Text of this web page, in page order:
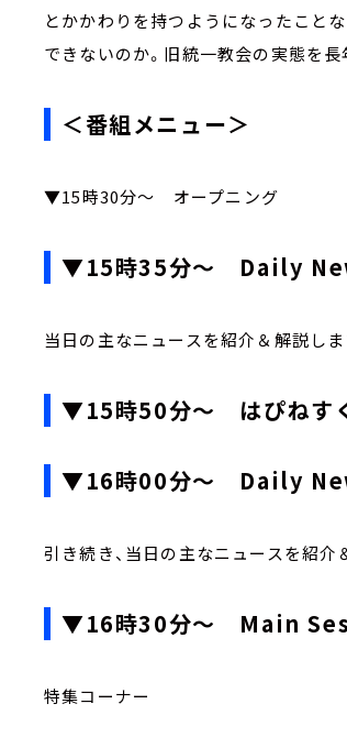
とかかわりを持つようになったこと
できないのか。旧統一教会の実態を
＜番組メニュー＞
▼15時30分～ オープニング
▼15時35分～ Daily
当日の主なニュースを紹介＆解説しま
▼15時50分～ はぴねす
▼16時00分～ Daily
引き続き、当日の主なニュースを紹介
▼16時30分～ Main
特集コーナー